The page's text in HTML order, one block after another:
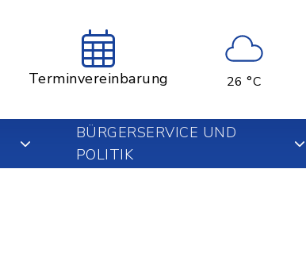
Terminvereinbarung 26 °C
BÜRGERSERVICE UND
POLITIK